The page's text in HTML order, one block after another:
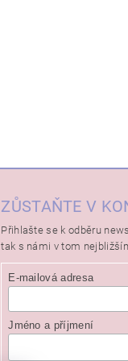
ZŮSTAŇTE V
Přihlašte se k odběru
tak s námi v tom
E-mailová adresa
Jméno a příjmení